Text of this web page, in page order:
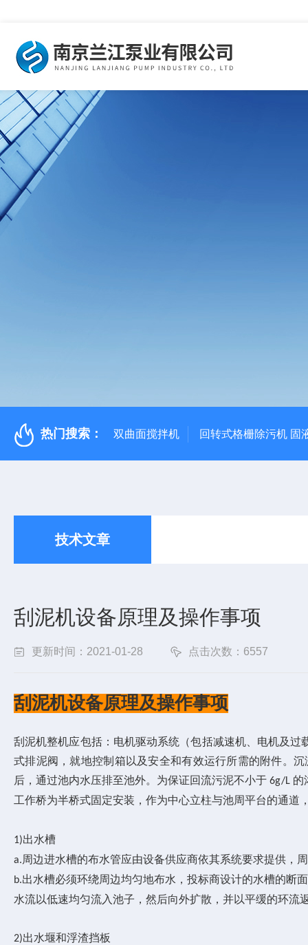
热门搜索： 双曲面搅拌机 回转式格栅除污机 固
技术文章
刮泥机设备原理及操作事项
更新时间：2021-01-28 点击次数：6557
刮泥机设备原理及操作事项
刮泥机整机应包括：电机驱动系统（包括减速机、电机及
式排泥阀，就地控制箱以及安全和有效运行所需的附件。
后，通过池内水压排至池外。为保证回流污泥不小于 6g/L 的
工作桥为半桥式固定安装，作为中心立柱与池周平台的通
1)出水槽
a.周边进水槽的布水管应由设备供应商依其系统要求提供，
b.出水槽必须环绕周边均匀地布水，投标商设计的水槽的断
水流以低速均匀流入池子，然后向外扩散，并以平缓的环
2)出水堰和浮渣挡板